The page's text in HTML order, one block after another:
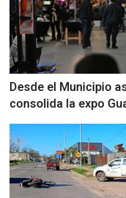
Desde el Municipio
consolida la expo